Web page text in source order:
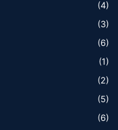
(4)
(3)
(6)
(1)
(2)
(5)
(6)